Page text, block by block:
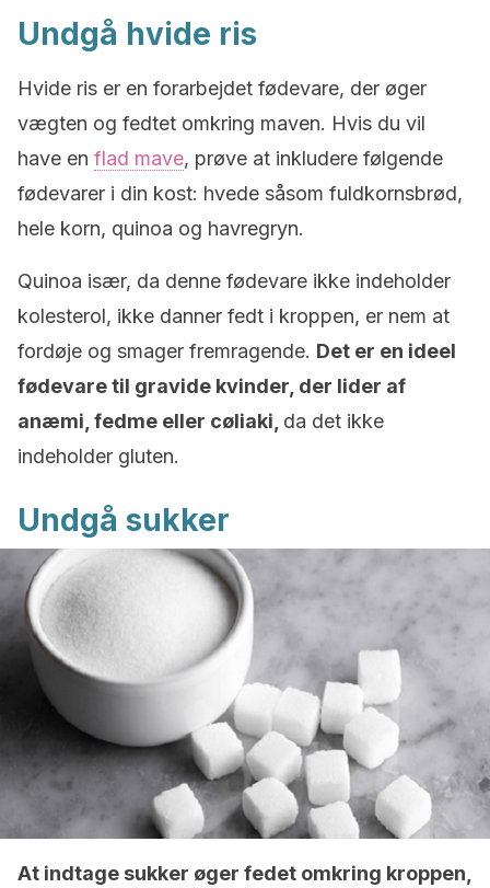
Undgå hvide ris
Hvide ris er en forarbejdet fødevare, der øger
vægten og fedtet omkring maven. Hvis du vil
have en flad mave, prøve at inkludere følgende
fødevarer i din kost: hvede såsom fuldkornsbrød,
hele korn, quinoa og havregryn.
Quinoa især, da denne fødevare ikke indeholder
kolesterol, ikke danner fedt i kroppen, er nem at
fordøje og smager fremragende. Det er en ideel
fødevare til gravide kvinder, der lider af
anæmi, fedme eller cøliaki da det ikke
indeholder gluten.
Undgå sukker
At indtage sukker øger fedet omkring kroppen,